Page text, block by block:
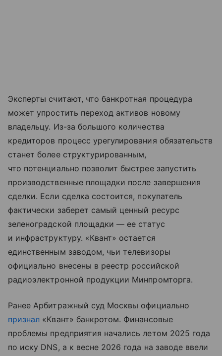
Эксперты считают, что банкротная процедура
может упростить переход активов новому
владельцу. Из-за большого количества
кредиторов процесс урегулирования обязательств
станет более структурированным,
что потенциально позволит быстрее запустить
производственные площадки после завершения
сделки. Если сделка состоится, покупатель
фактически заберет самый ценный ресурс
зеленоградской площадки — ее статус
и инфраструктуру. «Квант» остается
единственным заводом, чьи телевизоры
официально внесены в реестр российской
радиоэлектронной продукции Минпромторга.
Ранее Арбитражный суд Москвы официально
признал «Квант» банкротом. Финансовые
проблемы предприятия начались летом 2025 года
по иску DNS, а к весне 2026 года на заводе ввели